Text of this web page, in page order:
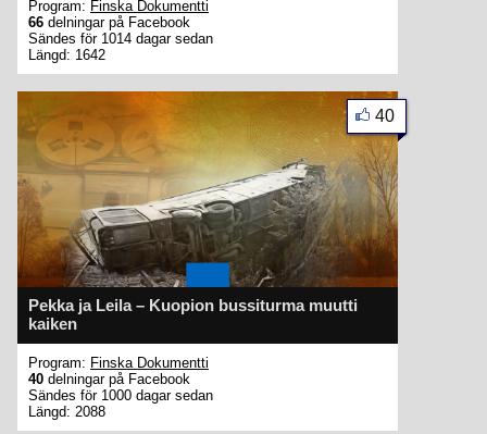
Program: Finska Dokumentti
66 delningar på Facebook
Sändes för 1014 dagar sedan
Längd: 1642
Pekka ja Leila – Kuopion bussiturma muutti
kaiken
40
Program: Finska Dokumentti
40 delningar på Facebook
Sändes för 1000 dagar sedan
Längd: 2088